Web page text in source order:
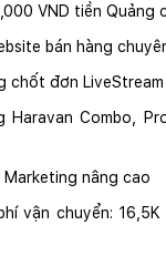
VND tiền Quảng
bán hàng
chốt đơn
Combo,
nâng cao
vận chuyển: